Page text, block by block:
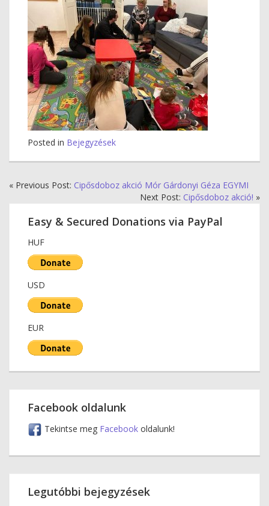
Posted in Bejegyzések
« Previous Post: Cipősdoboz akció Mór Gárdonyi Géza EGYMI
Next Post: Cipősdoboz akció! »
Easy & Secured Donations via PayPal
HUF
USD
EUR
Facebook oldalunk
Tekintse meg Facebook oldalunk!
Legutóbbi bejegyzések